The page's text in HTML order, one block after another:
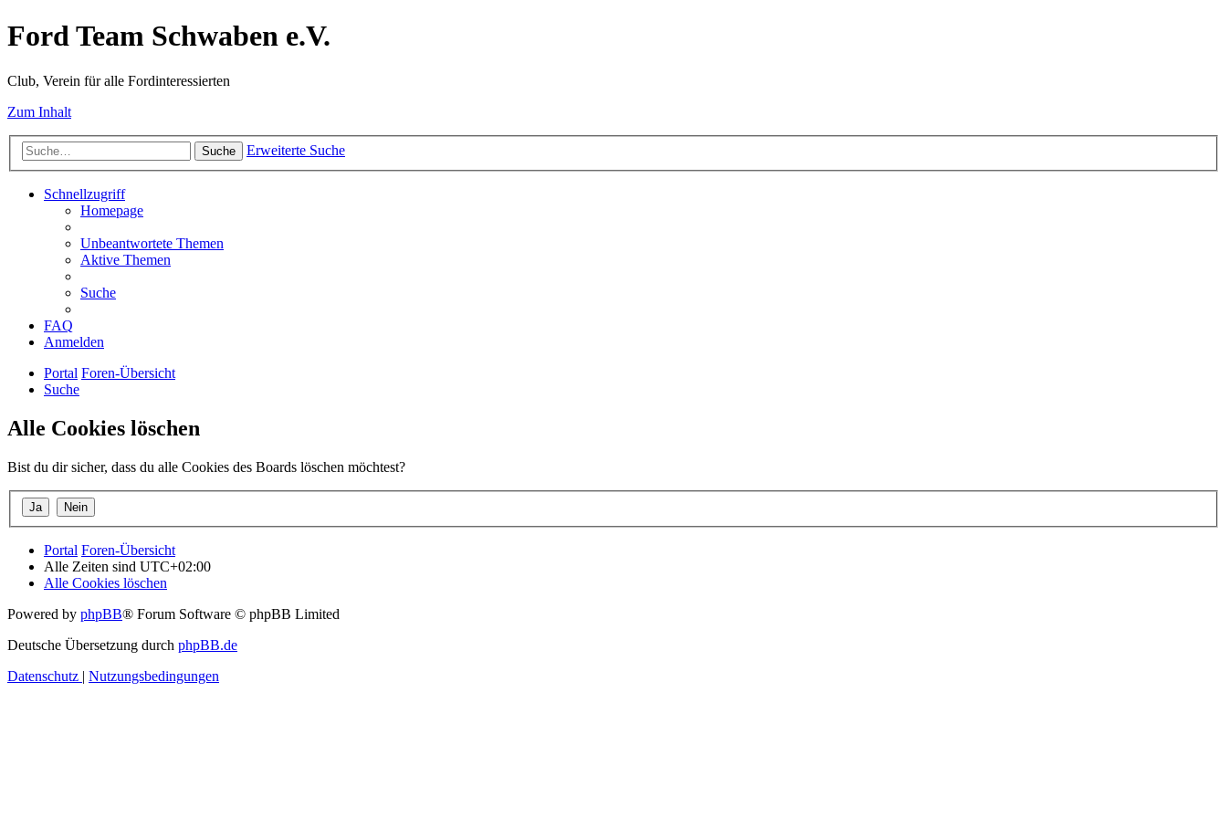
Ford Team Schwaben e.V.
Club, Verein für alle Fordinteressierten
Zum Inhalt
Suche Erweiterte Suche
Schnellzugriff
Homepage
Unbeantwortete Themen
Aktive Themen
Suche
FAQ
Anmelden
Portal Foren-Übersicht
Suche
Alle Cookies löschen
Bist du dir sicher, dass du alle Cookies des Boards löschen möchtest?
Portal Foren-Übersicht
Alle Zeiten sind UTC+02:00
Alle Cookies löschen
Powered by phpBB® Forum Software © phpBB Limited
Deutsche Übersetzung durch phpBB.de
Datenschutz | Nutzungsbedingungen